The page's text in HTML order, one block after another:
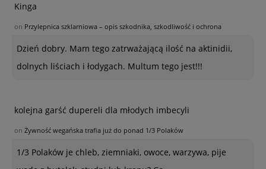
Kinga
on Przylepnica szklarniowa – opis szkodnika, szkodliwość i ochrona
Dzień dobry. Mam tego zatrważającą ilość na aktinidii,
dolnych liściach i łodygach. Multum tego jest!!!
kolejna garść dupereli dla młodych imbecyli
on Żywność wegańska trafia już do ponad 1/3 Polaków
1/3 Polaków je chleb, ziemniaki, owoce, warzywa, pije